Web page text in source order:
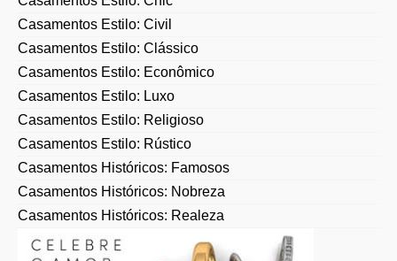
Casamentos Estilo: Civil
Casamentos Estilo: Clássico
Casamentos Estilo: Econômico
Casamentos Estilo: Luxo
Casamentos Estilo: Religioso
Casamentos Estilo: Rústico
Casamentos Históricos: Famosos
Casamentos Históricos: Nobreza
Casamentos Históricos: Realeza